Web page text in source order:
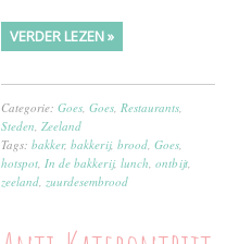
VERDER LEZEN »
Categorie:Goes ,Goes Restaurants
Steden Zeeland
Tags:bakker,bakkerij,brood ,Goes
hotspot In de bakkerij,lunch ,ontbijt
zeeland zuurdesembrood